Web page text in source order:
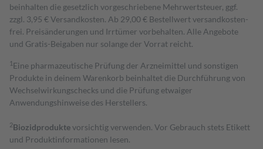
beinhalten die gesetzlich vorgeschriebene Mehrwertsteuer, ggf.
zzgl. 3,95 € Versandkosten. Ab 29,00 € Bestell­wert versand­kosten­
frei. Preisänderungen und Irrtümer vorbehalten. Alle Angebote
und Gratis-Beigaben nur solange der Vorrat reicht.
1 Eine pharmazeutische Prüfung der Arzneimittel und sonstigen
Produkte in deinem Warenkorb beinhaltet die Durchführung von
Wechselwirkungschecks und die Prüfung etwaiger
Anwendungshinweise des Herstellers.
2Biozidproduktevorsichtig verwenden. Vor Gebrauch stets Etikett
und Produktinformationen lesen.